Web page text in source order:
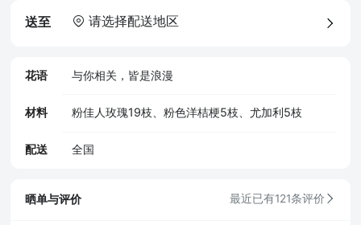
送至 请选择配送地区
花语 与你相关，皆是浪漫
材料 粉佳人玫瑰19枝、粉色洋桔梗5枝、尤加利5枝
配送 全国
晒单与评价 最近已有121条评价